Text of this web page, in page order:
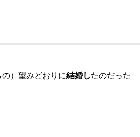
）望みどおりに結婚したのだった